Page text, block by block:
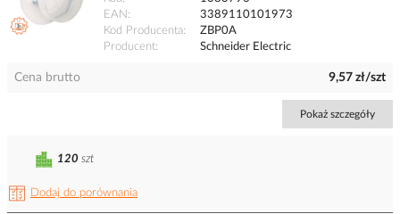
EAN
3389110101973
Kod Producenta
ZBP0A
Producent
Schneider Electric
Cena brutto 9,57 zł/szt
Pokaż szczegóły
Dodaj do porównania
120 szt